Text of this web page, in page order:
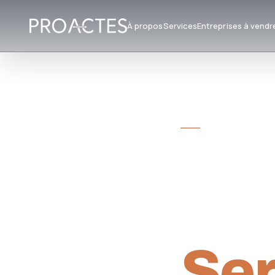
À proposServicesEntreprises à
CABINET DE